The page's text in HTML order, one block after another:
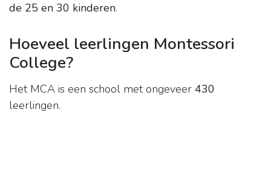
de 25 en 30 kinderen.
Hoeveel leerlingen Montessori
College?
Het MCA is een school met ongeveer 430
leerlingen.